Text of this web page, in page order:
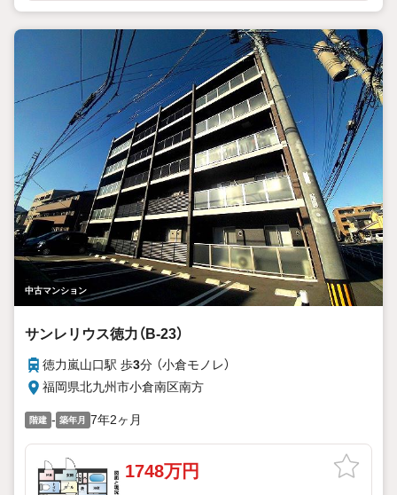
中古マンション
サンレリウス徳力（B-23）
徳力嵐山口駅 歩3分 （小倉モノレ）
福岡県北九州市小倉南区南方
階建 - 築年月 7年2ヶ月
1748万円